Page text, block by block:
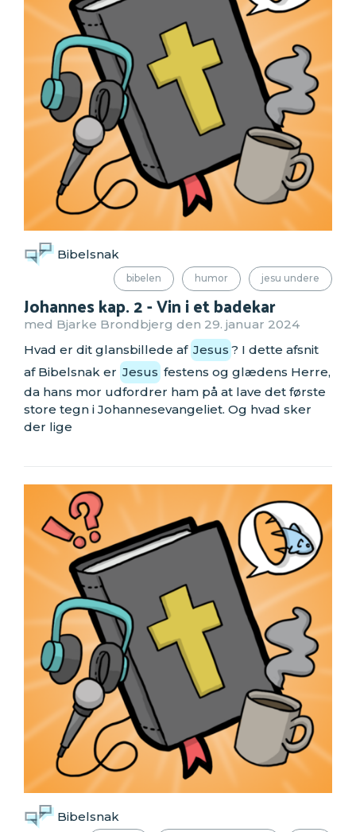
Bibelsnak
bibelen humor jesu undere
Johannes kap. 2 - Vin i et badekar
med Bjarke Brondbjerg den 29. januar 2024
Hvad er dit glansbillede af Jesus ? I dette afsnit
af Bibelsnak er Jesus festens og glædens Herre,
da hans mor udfordrer ham på at lave det første
store tegn i Johannesevangeliet. Og hvad sker
der lige
Bibelsnak